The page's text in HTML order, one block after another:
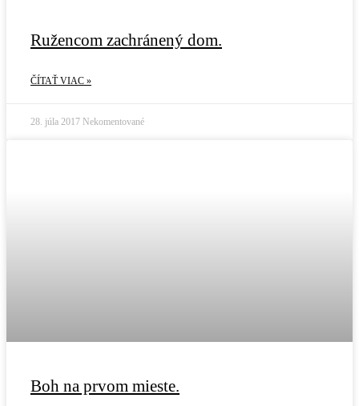
Ružencom zachránený dom.
ČÍTAŤ VIAC »
28. júla 2017 Nekomentované
Boh na prvom mieste.